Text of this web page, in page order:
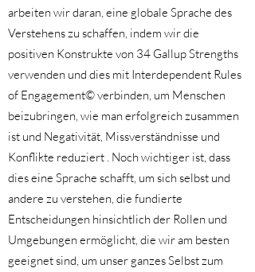
arbeiten wir daran, eine globale Sprache des
Verstehens zu schaffen, indem wir die
positiven Konstrukte von 34 Gallup Strengths
verwenden und dies mit Interdependent Rules
of Engagement© verbinden, um Menschen
beizubringen, wie man erfolgreich zusammen
ist und Negativität, Missverständnisse und
Konflikte reduziert . Noch wichtiger ist, dass
dies eine Sprache schafft, um sich selbst und
andere zu verstehen, die fundierte
Entscheidungen hinsichtlich der Rollen und
Umgebungen ermöglicht, die wir am besten
geeignet sind, um unser ganzes Selbst zum